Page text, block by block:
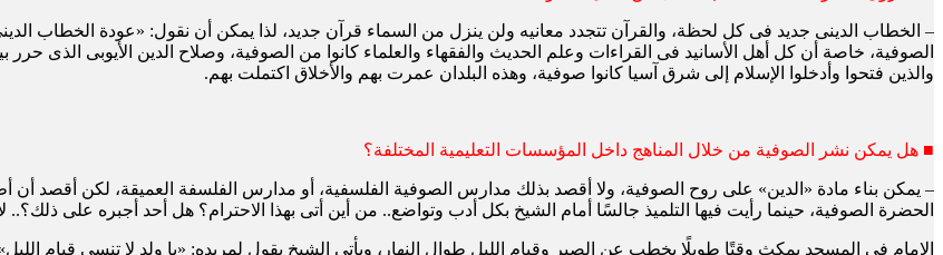
– الخطاب الدينى جديد فى كل لحظة، والقرآن تتجدد معانيه ولن ينزل من السماء قرآن جديد، لذا يمكن أن نقول: «عودة الخطاب
الصوفية، خاصة أن كل أهل الأسانيد فى القراءات وعلم الحديث والفقهاء والعلماء كانوا من الصوفية، وصلاح الدين الأيوبى الذى
والذين فتحوا وأدخلوا الإسلام إلى شرق آسيا كانوا صوفية، وهذه البلدان عمرت بهم والأخلاق اكتملت بهم.
■ هل يمكن نشر الصوفية من خلال المناهج داخل المؤسسات التعليمية المختلفة؟
– يمكن بناء مادة «الدين» على روح الصوفية، ولا أقصد بذلك مدارس الصوفية الفلسفية، أو مدارس الفلسفة العميقة، لكن أقصد أن
الحضرة الصوفية، حينما رأيت فيها التلميذ جالسًا أمام الشيخ بكل أدب وتواضع.. من أين أتى بهذا الاحترام؟ هل أحد أجبره على